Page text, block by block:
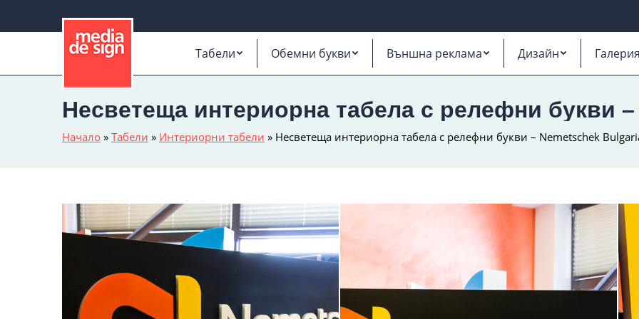
Табели Обемни букви Външна реклама Дизайн Галерия
Начало » Табели » Интериорни табели » Несветеща интериорна табела с релефни букви – Nemetschek
Несветеща интериорна табела с релефни букви